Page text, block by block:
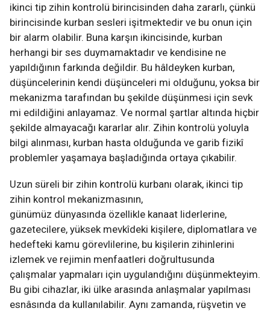
ikinci tip zihin kontrolü birincisinden daha zararlı, çünkü
birincisinde kurban sesleri işitmektedir ve bu onun için
bir alarm olabilir. Buna karşın ikincisinde, kurban
herhangi bir ses duymamaktadır ve kendisine ne
yapıldığının farkında değildir. Bu hâldeyken kurban,
düşüncelerinin kendi düşünceleri mi olduğunu, yoksa bir
mekanizma tarafından bu şekilde düşünmesi için sevk
mi edildiğini anlayamaz. Ve normal şartlar altında hiçbir
şekilde almayacağı kararlar alır. Zihin kontrolü yoluyla
bilgi alınması, kurban hasta olduğunda ve garib fizikî
problemler yaşamaya başladığında ortaya çıkabilir.
Uzun süreli bir zihin kontrolü kurbanı olarak, ikinci tip
zihin kontrol mekanizmasının,
günümüz dünyasında özellikle kanaat liderlerine,
gazetecilere, yüksek mevkîdeki kişilere, diplomatlara ve
hedefteki kamu görevlilerine, bu kişilerin zihinlerini
izlemek ve rejimin menfaatleri doğrultusunda
çalışmalar yapmaları için uygulandığını düşünmekteyim.
Bu gibi cihazlar, iki ülke arasında anlaşmalar yapılması
esnâsında da kullanılabilir. Aynı zamanda, rüşvetin ve